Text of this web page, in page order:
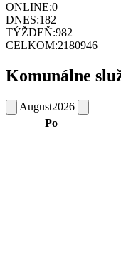
ONLINE:0
DNES:182
TÝŽDEŇ:982
CELKOM:2180946
Komunálne
August2026
Po